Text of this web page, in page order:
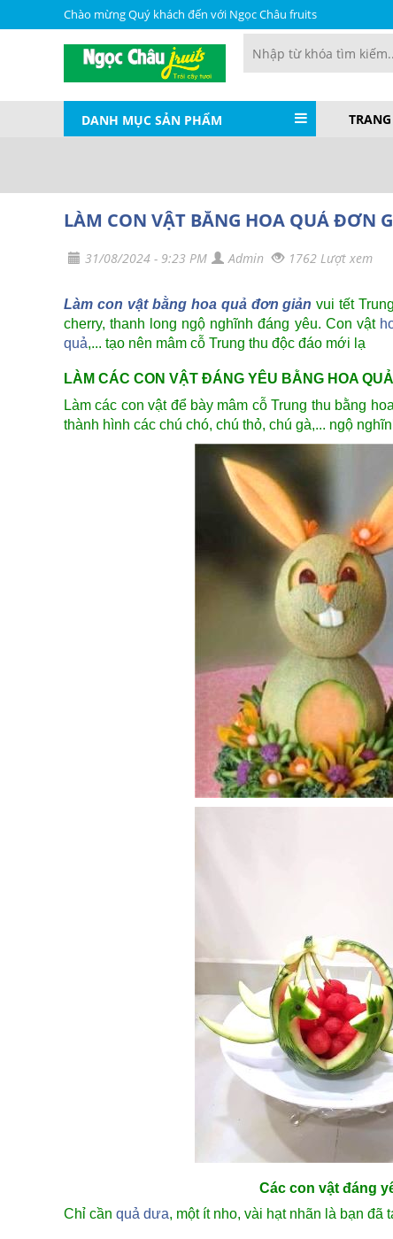
Chào mừng Quý khách đến với Ngọc Châu fruits
DANH MỤC SẢN PHẨM
LÀM CON VẬT BẰNG HOA QUẢ ĐƠN
31/08/2024 - 9:23 PM Admin 1762 Lượt xem
Làm con vật bằng hoa quả đơn giản vui tết
cherry, thanh long ngộ nghĩnh đáng yêu. Con vật
quả,... tạo nên mâm cỗ Trung thu độc đáo mới lạ
LÀM CÁC CON VẬT ĐÁNG YÊU BẰNG HOA QUẢ
Làm các con vật để bày mâm cỗ Trung thu bằng
thành hình các chú chó, chú thỏ, chú gà,... ngộ
Các con vật đáng
Chỉ cần quả dưa, một ít nho, vài hạt nhãn là bạn